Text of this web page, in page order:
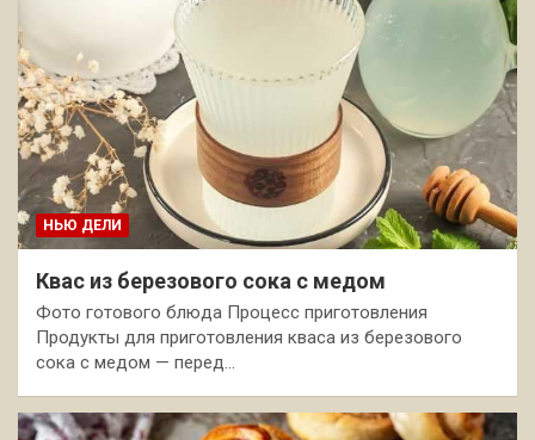
НЬЮ ДЕЛИ
Квас из березового сока с медом
Фото готового блюда Процесс приготовления
Продукты для приготовления кваса из березового
сока с медом — перед…